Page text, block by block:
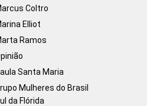
Coltro
Elliot
Ramos
Santa Maria
Mulheres do Brasil
da Flórida